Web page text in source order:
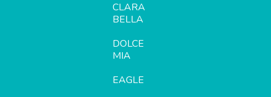
CLARA
BELLA
DOLCE
MIA
EAGLE